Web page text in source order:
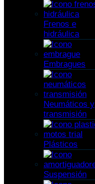
Frenos e
hidráulica
Embragues
Neumáticos y
transmisión
Plásticos
Suspensión